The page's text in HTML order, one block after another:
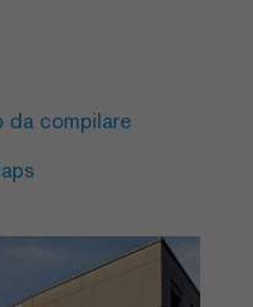
da compilare